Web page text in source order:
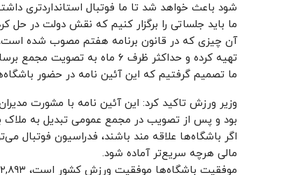
شود باعث خواهد شد تا ما فوتبال استانداردتری
ما باید جلساتی را برگزار کنیم که نقش دولت در حل
آن چیزی که در قانون برنامه هفتم مصوب شده است،
تهیه کرده و حداکثر ظرف ۶ ماه به تصویت مجمع برساند.
ما تصمیم گرفتیم که این آئین نامه در حضور
وزیر ورزش تاکید کرد: این آئین نامه با مشورت
بود و پس از تصویب در مجمع عمومی تبدیل به ملاک
اگر باشگاه‌ها علاقه مند باشند، فدراسیون فوتبال
مالی هرچه سریع‌تر آماده شود.